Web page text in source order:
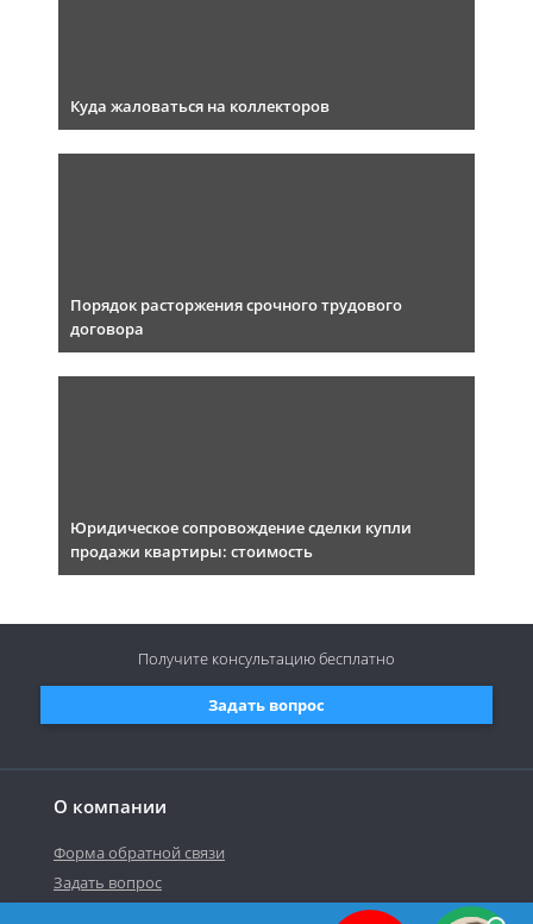
Куда жаловаться на коллекторов
Порядок расторжения срочного трудового
договора
Юридическое сопровождение сделки купли
продажи квартиры: стоимость
О компании
Форма обратной связи
Задать вопрос
Задать вопрос
Получите консультациюбесплатно